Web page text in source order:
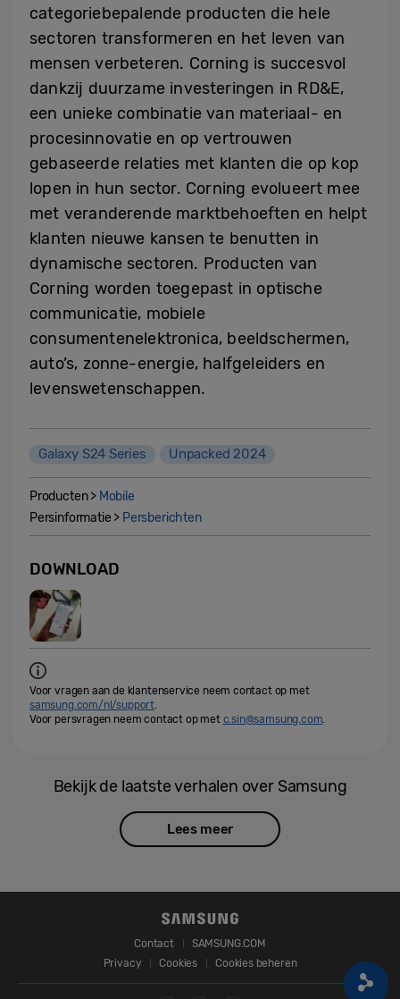
categoriebepalende producten die hele
sectoren transformeren en het leven van
mensen verbeteren. Corning is succesvol
dankzij duurzame investeringen in RD&E,
een unieke combinatie van materiaal- en
procesinnovatie en op vertrouwen
gebaseerde relaties met klanten die op kop
lopen in hun sector. Corning evolueert mee
met veranderende marktbehoeften en helpt
klanten nieuwe kansen te benutten in
dynamische sectoren. Producten van
Corning worden toegepast in optische
communicatie, mobiele
consumentenelektronica, beeldschermen,
auto’s, zonne-energie, halfgeleiders en
levenswetenschappen.
Galaxy S24 Series Unpacked 2024
Producten > Mobile
Persinformatie > Persberichten
DOWNLOAD
Voor vragen aan de klantenservice neem contact op met
samsung.com/nl/support.
Voor persvragen neem contact op met c.sin@samsung.com.
Bekijk de laatste verhalen over Samsung
Lees meer
Contact
SAMSUNG.COM
Privacy
Cookies Cookies beheren